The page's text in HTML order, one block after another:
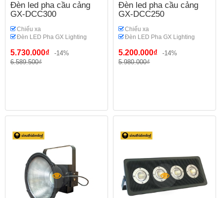
Đèn led pha cầu cảng
GX-DCC300
Chiếu xa
Đèn LED Pha GX Lighting
5.730.000₫
-14%
6.589.500₫
Đèn led pha cầu cảng
GX-DCC250
Chiếu xa
Đèn LED Pha GX Lighting
5.200.000₫
-14%
5.980.000₫